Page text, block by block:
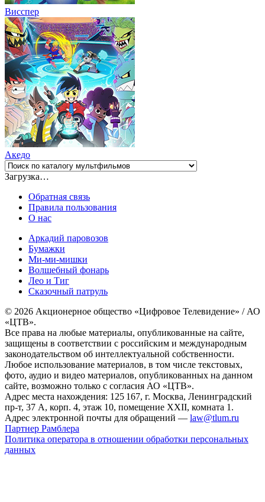
Висспер
Акедо
Загрузка…
Обратная связь
Правила пользования
О нас
Аркадий паровозов
Бумажки
Ми-ми-мишки
Волшебный фонарь
Лео и Тиг
Сказочный патруль
© 2026 Акционерное общество «Цифровое Телевидение» / АО
«ЦТВ».
Все права на любые материалы, опубликованные на сайте,
защищены в соответствии с российским и международным
законодательством об интеллектуальной собственности.
Любое использование материалов, в том числе текстовых,
фото, аудио и видео материалов, опубликованных на данном
сайте, возможно только с согласия АО «ЦТВ».
Адрес места нахождения: 125 167, г. Москва, Ленинградский
пр-т, 37 А, корп. 4, этаж 10, помещение XXII, комната 1.
Адрес электронной почты для обращений — law@tlum.ru
Партнер Рамблера
Политика оператора в отношении обработки персональных
данных